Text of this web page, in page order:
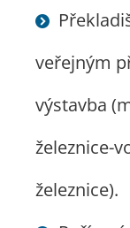
veřejným
výstavba
železnice-
železnice).